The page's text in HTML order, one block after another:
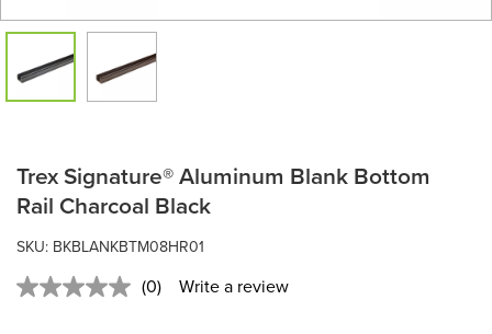
Trex Signature® Aluminum Blank Bottom
Rail Charcoal Black
SKU: BKBLANKBTM08HR01
No
(0) Write a review